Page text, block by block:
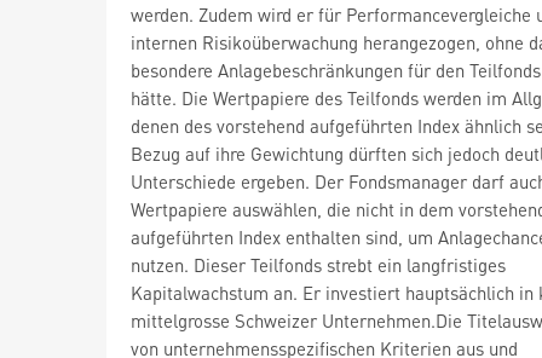
werden. Zudem wird er für Performancevergleiche
internen Risikoüberwachung herangezogen, ohne
besondere Anlagebeschränkungen für den
hätte. Die Wertpapiere des Teilfonds werden im
denen des vorstehend aufgeführten Index ähnlich
Bezug auf ihre Gewichtung dürften sich jedoch
Unterschiede ergeben. Der Fondsmanager darf
Wertpapiere auswählen, die nicht in dem
aufgeführten Index enthalten sind, um
nutzen. Dieser Teilfonds strebt ein langfristiges
Kapitalwachstum an. Er investiert hauptsächlich in
mittelgrosse Schweizer Unternehmen.Die
von unternehmensspezifischen Kriterien aus und